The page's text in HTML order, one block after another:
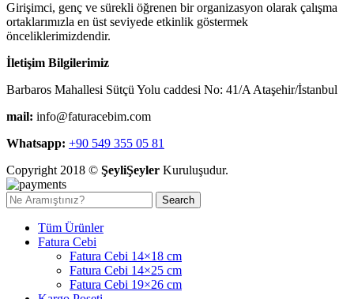
Girişimci, genç ve sürekli öğrenen bir organizasyon olarak çalışma
ortaklarımızla en üst seviyede etkinlik göstermek
önceliklerimizdendir.
İletişim Bilgilerimiz
Barbaros Mahallesi Sütçü Yolu caddesi No: 41/A Ataşehir/İstanbul
mail: info@faturacebim.com
Whatsapp: +90 549 355 05 81
Copyright 2018 © ŞeyliŞeyler Kuruluşudur.
Search
Tüm Ürünler
Fatura Cebi
Fatura Cebi 14×18 cm
Fatura Cebi 14×25 cm
Fatura Cebi 19×26 cm